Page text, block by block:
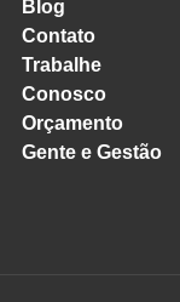
Blog
Contato
Trabalhe
Conosco
Orçamento
Gente e Gestão